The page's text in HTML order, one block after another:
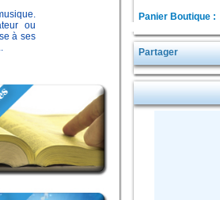
ou
à ses
Panier Boutique :
Partager